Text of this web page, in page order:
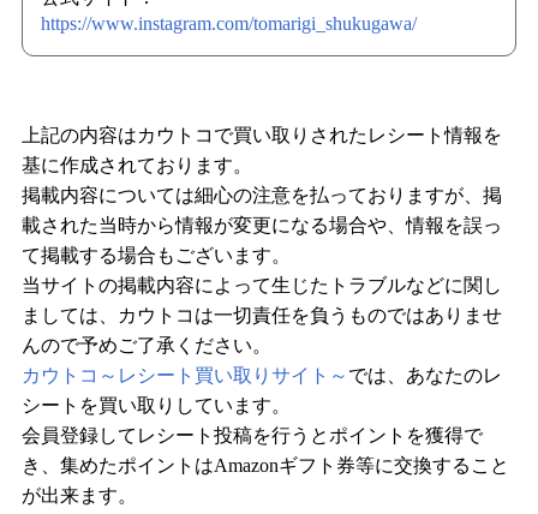
https://www.instagram.com/tomarigi_shukugawa/
上記の内容はカウトコで買い取りされたレシート情報を
基に作成されております。
掲載内容については細心の注意を払っておりますが、掲
載された当時から情報が変更になる場合や、情報を誤っ
て掲載する場合もございます。
当サイトの掲載内容によって生じたトラブルなどに関し
ましては、カウトコは一切責任を負うものではありませ
んので予めご了承ください。
カウトコ～レシート買い取りサイト～ では、あなたのレ
シートを買い取りしています。
会員登録してレシート投稿を行うとポイントを獲得で
き、集めたポイントはAmazonギフト券等に交換すること
が出来ます。